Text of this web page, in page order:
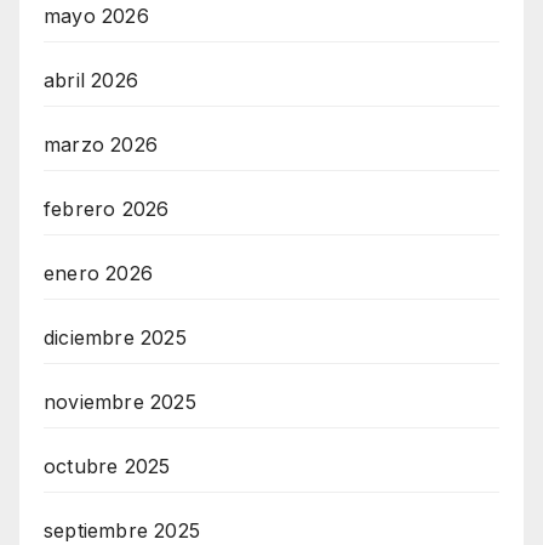
mayo 2026
abril 2026
marzo 2026
febrero 2026
enero 2026
diciembre 2025
noviembre 2025
octubre 2025
septiembre 2025